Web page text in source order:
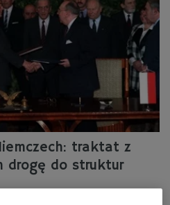
traktat z
drogę do struktur